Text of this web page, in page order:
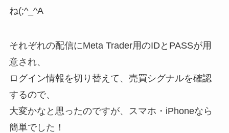
ね(;^_^A
それぞれの配信にMeta Trader用のIDとPASSが用
意され、
ログイン情報を切り替えて、売買シグナルを確認
するので、
大変かなと思ったのですが、スマホ・iPhoneなら
簡単でした！